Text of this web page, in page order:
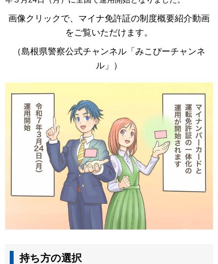
画像クリックで、マイナ免許証の制度概要紹介動画
をご覧いただけます。
（島根県警察公式チャンネル「みこぴーチャンネ
ル」）
持ち方の選択